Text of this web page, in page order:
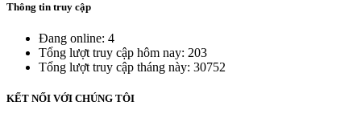
Thông tin truy cập
Đang online: 4
Tổng lượt truy cập hôm nay: 203
Tổng lượt truy cập tháng này: 30752
KẾT NỐI VỚI CHÚNG TÔI